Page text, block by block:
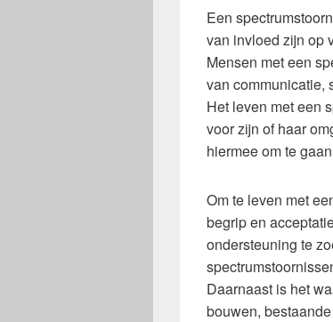
Een
van invloed zijn op
Mensen met een
van communicatie,
Het leven met een
voor zijn of haar
hiermee om te
Om te leven met
begrip en
ondersteuning te
Daarnaast is het
bouwen,